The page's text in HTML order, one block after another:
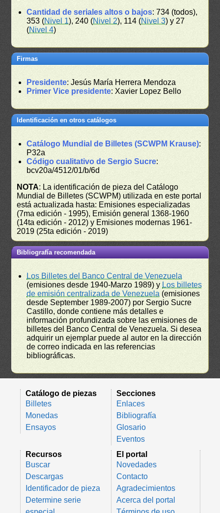
Cantidad de seriales altos o bajos: 734 (todos),
353 (Nivel 1), 240 (Nivel 2), 114 (Nivel 3) y 27
(Nivel 4)
Firmas
Presidente: Jesús María Herrera Mendoza
Primer Vice presidente: Xavier Lopez Bello
Identificación en otros catálogos
Catálogo Mundial de Billetes (SCWPM Krause):
P32a
Código cualitativo de Sergio Sucre:
bcv20a/4512/01/b/6d
NOTA: La identificación de pieza del Catálogo
Mundial de Billetes (SCWPM) utilizada en este portal
está actualizada hasta: Emisiones especializadas
(7ma edición - 1995), Emisión general 1368-1960
(14ta edición - 2012) y Emisiones modernas 1961-
2019 (25ta edición - 2019)
Bibliografía recomendada
Los Billetes del Banco Central de Venezuela
(emisiones desde 1940-Marzo 1989) y Los billetes
de emisión centralizada de Venezuela (emisiones
desde September 1989-2007) por Sergio Sucre
Castillo, donde contiene más detalles e
información profundizada sobre las emisiones de
billetes del Banco Central de Venezuela. Si desea
adquirir un ejemplar puede al autor en la dirección
de correo indicada en las referencias
bibliográficas.
Catálogo de piezas
Billetes
Monedas
Ensayos
Secciones
Enlaces
Bibliografía
Glosario
Eventos
Recursos
Buscar
Descargas
Identificador de pieza
Determine serie
El portal
Novedades
Contacto
Agradecimientos
Acerca del portal